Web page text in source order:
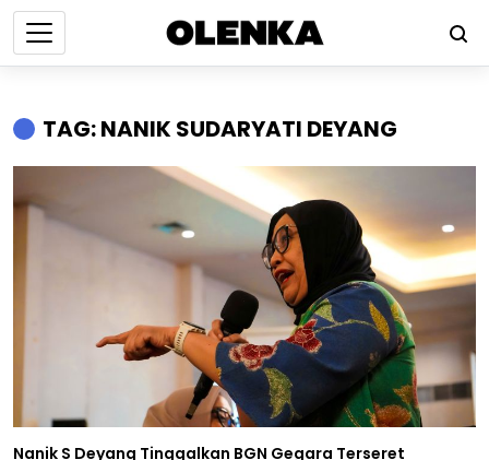
TAG: NANIK SUDARYATI DEYANG
Nanik S Deyang Tinggalkan BGN Gegara Terseret